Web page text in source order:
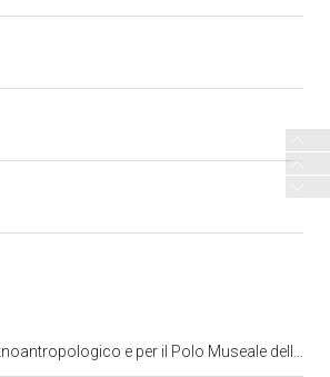
citta' di Venezia e dei comuni della gronda lagunare